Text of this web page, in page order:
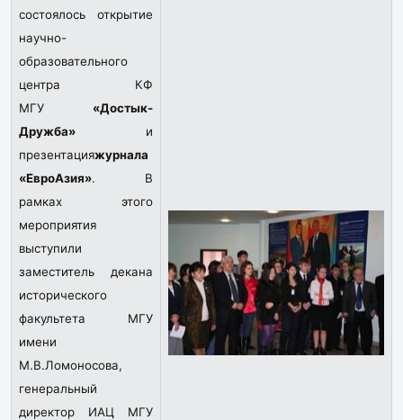
состоялось открытие
научно-
образовательного
центра КФ
МГУ «Достык-
Дружба» и
презентацияжурнала
«ЕвроАзия». В
рамках этого
мероприятия
выступили
заместитель декана
исторического
факультета МГУ
имени
М.В.Ломоносова,
генеральный
директор ИАЦ МГУ